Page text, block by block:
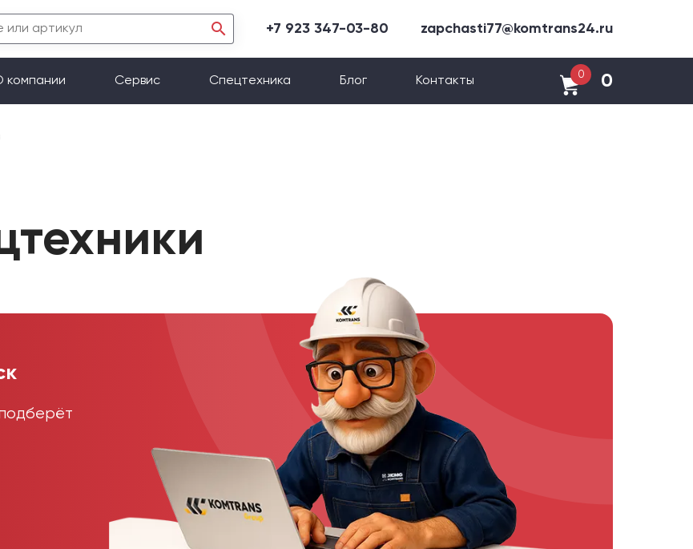
+7 923 347-03-80 zapchasti77@komtrans24.ru
компании Сервис Спецтехника Блог Контакты
0 0